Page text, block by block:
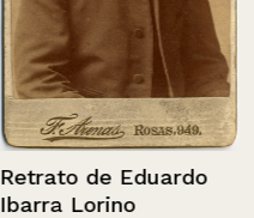
Retrato de Eduardo
Ibarra Lorino